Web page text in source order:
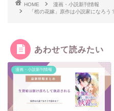
HOME
漫画・小説新刊情報
「棺の花嫁」原作は小説家になろう
あわせて読みたい
漫画・小説新刊情報